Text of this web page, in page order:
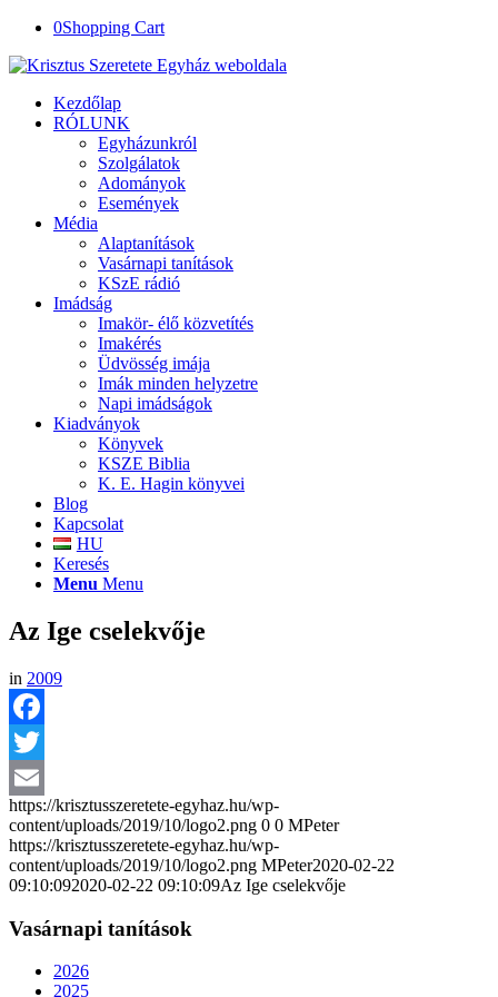
0Shopping Cart
Kezdőlap
RÓLUNK
Egyházunkról
Szolgálatok
Adományok
Események
Média
Alaptanítások
Vasárnapi tanítások
KSzE rádió
Imádság
Imakör- élő közvetítés
Imakérés
Üdvösség imája
Imák minden helyzetre
Napi imádságok
Kiadványok
Könyvek
KSZE Biblia
K. E. Hagin könyvei
Blog
Kapcsolat
HU
Keresés
Menu Menu
Az Ige cselekvője
in 2009
Facebook
Twitter
Email
https://krisztusszeretete-egyhaz.hu/wp-
content/uploads/2019/10/logo2.png 0 0 MPeter
https://krisztusszeretete-egyhaz.hu/wp-
content/uploads/2019/10/logo2.png MPeter2020-02-22
09:10:092020-02-22 09:10:09Az Ige cselekvője
Vasárnapi tanítások
2026
2025